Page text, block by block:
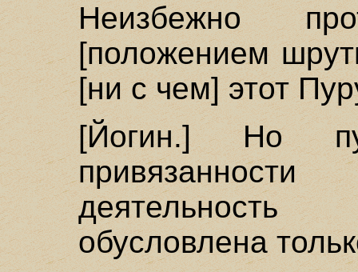
Неизбежно
[положением
[ни с чем] этот
[Йогин.] Но
обусловлена